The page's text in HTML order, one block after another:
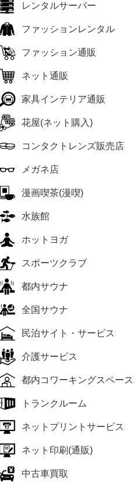
レンタルサーバー
ファッションレンタル
ファッション通販
ネット通販
家具インテリア通販
花屋(ネット購入)
コンタクトレンズ販売店
メガネ店
漫画喫茶(漫喫)
水族館
ホットヨガ
スポーツクラブ
都内サウナ
全国サウナ
民泊サイト・サービス
介護サービス
都内コワーキングスペース
トランクルーム
ネットプリントサービス
ネット印刷(通販)
中古車買取